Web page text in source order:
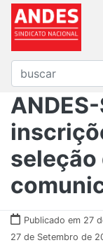
seleção
Publicado em 27
27 de Setembro de